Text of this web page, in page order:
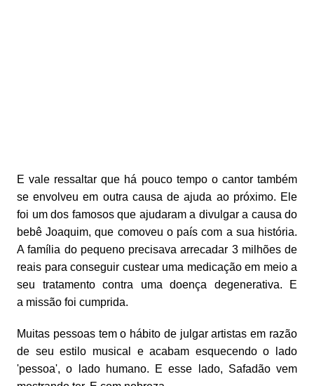
E vale ressaltar que há pouco tempo o cantor também
se envolveu em outra causa de ajuda ao próximo. Ele
foi um dos famosos que ajudaram a divulgar a causa do
bebê Joaquim, que comoveu o país com a sua história.
A família do pequeno precisava arrecadar 3 milhões de
reais para conseguir custear uma medicação em meio a
seu tratamento contra uma doença degenerativa. E
a missão foi cumprida.
Muitas pessoas tem o hábito de julgar artistas em razão
de seu estilo musical e acabam esquecendo o lado
'pessoa', o lado humano. E esse lado, Safadão vem